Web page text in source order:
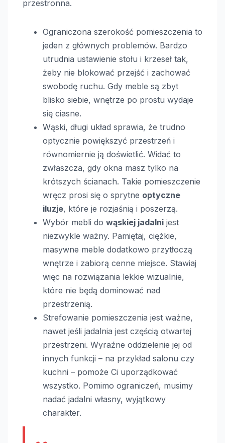
przestronna.
Ograniczona szerokość pomieszczenia to
jeden z głównych problemów. Bardzo
utrudnia ustawienie stołu i krzeseł tak,
żeby nie blokować przejść i zachować
swobodę ruchu. Gdy meble są zbyt
blisko siebie, wnętrze po prostu wydaje
się ciasne.
Wąski, długi układ sprawia, że trudno
optycznie powiększyć przestrzeń i
równomiernie ją doświetlić. Widać to
zwłaszcza, gdy okna masz tylko na
krótszych ścianach. Takie pomieszczenie
wręcz prosi się o sprytne optyczne
iluzje, które je rozjaśnią i poszerzą.
Wybór mebli do wąskiej jadalni jest
niezwykle ważny. Pamiętaj, ciężkie,
masywne meble dodatkowo przytłoczą
wnętrze i zabiorą cenne miejsce. Stawiaj
więc na rozwiązania lekkie wizualnie,
które nie będą dominować nad
przestrzenią.
Strefowanie pomieszczenia jest ważne,
nawet jeśli jadalnia jest częścią otwartej
przestrzeni. Wyraźne oddzielenie jej od
innych funkcji – na przykład salonu czy
kuchni – pomoże Ci uporządkować
wszystko. Pomimo ograniczeń, musimy
nadać jadalni własny, wyjątkowy
charakter.